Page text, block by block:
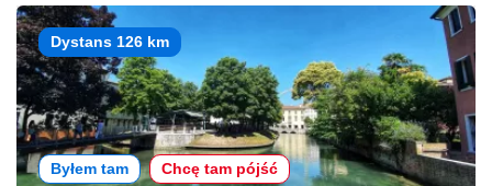
Dystans 126 km
Byłem tam Chcę tam pójść